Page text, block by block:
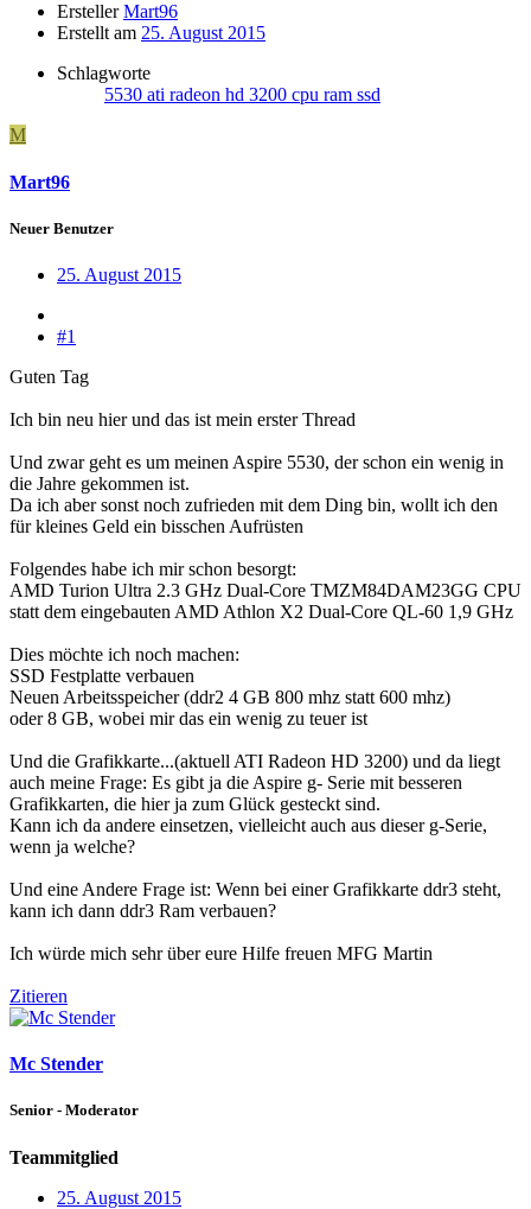
Ersteller Mart96
Erstellt am 25. August 2015
Schlagworte
5530 ati radeon hd 3200 cpu ram ssd
M
Mart96
Neuer Benutzer
25. August 2015
#1
Guten Tag
Ich bin neu hier und das ist mein erster Thread
Und zwar geht es um meinen Aspire 5530, der schon ein wenig in
die Jahre gekommen ist.
Da ich aber sonst noch zufrieden mit dem Ding bin, wollt ich den
für kleines Geld ein bisschen Aufrüsten
Folgendes habe ich mir schon besorgt:
AMD Turion Ultra 2.3 GHz Dual-Core TMZM84DAM23GG CPU
statt dem eingebauten AMD Athlon X2 Dual-Core QL-60 1,9 GHz
Dies möchte ich noch machen:
SSD Festplatte verbauen
Neuen Arbeitsspeicher (ddr2 4 GB 800 mhz statt 600 mhz)
oder 8 GB, wobei mir das ein wenig zu teuer ist
Und die Grafikkarte...(aktuell ATI Radeon HD 3200) und da liegt
auch meine Frage: Es gibt ja die Aspire g- Serie mit besseren
Grafikkarten, die hier ja zum Glück gesteckt sind.
Kann ich da andere einsetzen, vielleicht auch aus dieser g-Serie,
wenn ja welche?
Und eine Andere Frage ist: Wenn bei einer Grafikkarte ddr3 steht,
kann ich dann ddr3 Ram verbauen?
Ich würde mich sehr über eure Hilfe freuen MFG Martin
Zitieren
Mc Stender
Senior - Moderator
Teammitglied
25. August 2015